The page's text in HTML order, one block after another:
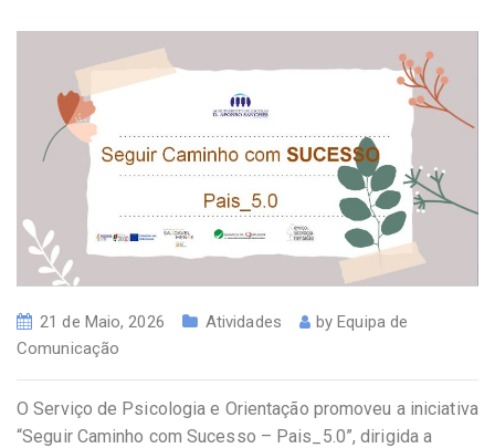
21 de Maio, 2026 Atividades byEquipa de
Comunicação
O Serviço de Psicologia e Orientação promoveu a iniciativa
“Seguir Caminho com Sucesso – Pais_5.0”, dirigida a